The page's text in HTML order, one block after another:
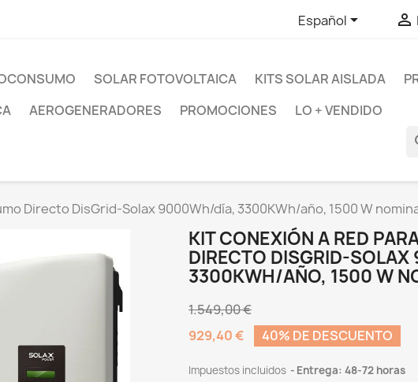
Español 
SOLAR FOTOVOLTAICA KITS SOLAR AISLADA
AEROGENERADORES PROMOCIONES LO + VENDIDO
Directo DisGrid-Solax 9000Wh/día, 3300KWh/año, 1500 W
KIT CONEXIÓN A RED
DIRECTO DISGRID-
3300KWH/AÑO, 1500 W
1.549,00 €
929,40 €
40% DE DESCUENTO
Impuestos incluidos Entrega: 48-72 horas